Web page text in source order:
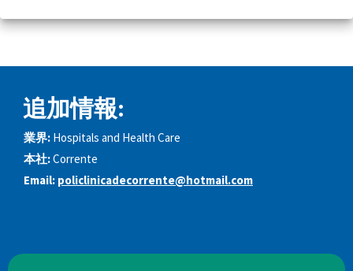
追加情報:
業界: Hospitals and Health Care
本社:Corrente
Email: policlinicadecorrente@hotmail.com